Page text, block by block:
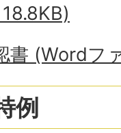
書 (Wordフ
例